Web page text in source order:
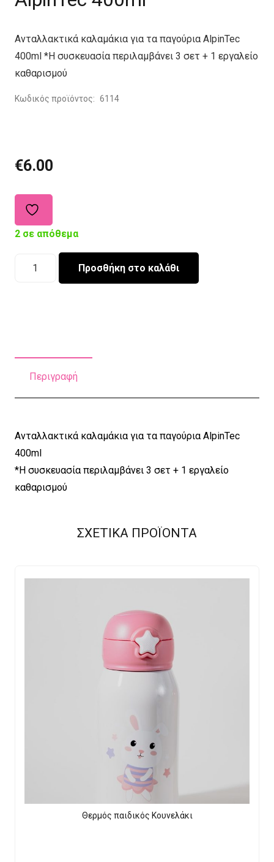
Ανταλλακτικά καλαμάκια για τα παγούρια AlpinTec
400ml *H συσκευασία περιλαμβάνει 3 σετ + 1 εργαλείο
καθαρισμού
Κωδικός προϊόντος: 6114
€6.00
2 σε απόθεμα
Ανταλλακτικά
καλαμάκια
Προσθήκη στο καλάθι
Περιγραφή
Ανταλλακτικά καλαμάκια για τα παγούρια AlpinTec
400ml
*H συσκευασία περιλαμβάνει 3 σετ + 1 εργαλείο
καθαρισμού
ΣΧΕΤΙΚΑ ΠΡΟΪΟΝΤΑ
Θερμός παιδικός Κουνελάκι